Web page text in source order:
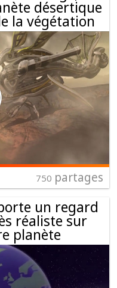
désertique
la végétation
750 partages
un regard
réaliste sur
planète